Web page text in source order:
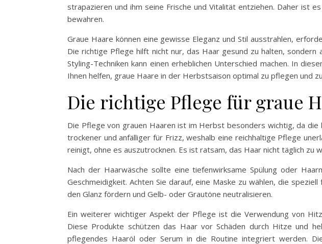
strapazieren und ihm seine Frische und Vitalität entziehen. Daher ist
bewahren.
Graue Haare können eine gewisse Eleganz und Stil ausstrahlen,
Die richtige Pflege hilft nicht nur, das Haar gesund zu halten,
Styling-Techniken kann einen erheblichen Unterschied machen. In
Ihnen helfen, graue Haare in der Herbstsaison optimal zu pflegen und
Die richtige Pflege für graue
Die Pflege von grauen Haaren ist im Herbst besonders wichtig, da
trockener und anfälliger für Frizz, weshalb eine reichhaltige Pflege
reinigt, ohne es auszutrocknen. Es ist ratsam, das Haar nicht täglich zu
Nach der Haarwäsche sollte eine tiefenwirksame Spülung oder
Geschmeidigkeit. Achten Sie darauf, eine Maske zu wählen, die
den Glanz fördern und Gelb- oder Grautöne neutralisieren.
Ein weiterer wichtiger Aspekt der Pflege ist die Verwendung von
Diese Produkte schützen das Haar vor Schäden durch Hitze und
pflegendes Haaröl oder Serum in die Routine integriert werden.